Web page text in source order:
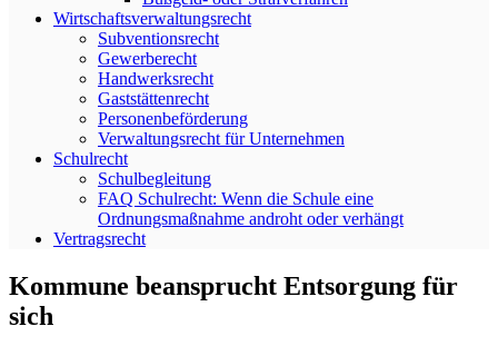
Wirtschaftsverwaltungsrecht
Subventionsrecht
Gewerberecht
Handwerksrecht
Gaststättenrecht
Personenbeförderung
Verwaltungsrecht für Unternehmen
Schulrecht
Schulbegleitung
FAQ Schulrecht: Wenn die Schule eine
Ordnungsmaßnahme androht oder verhängt
Vertragsrecht
Kommune beansprucht Entsorgung für
sich